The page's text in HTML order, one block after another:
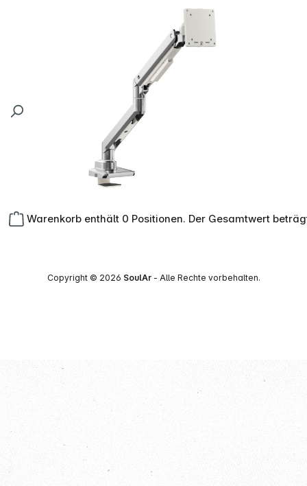
Warenkorb enthält 0 Positionen. Der Gesamtwert
Copyright © 2026 SoulAr- Alle Rechte vorbehalten.